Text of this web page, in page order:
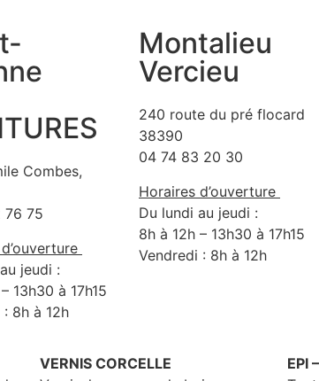
Combes,
76 75
jeudi :
13h30 à 17h15
8h à 12h
Montalieu
Vercieu
240 route du pré flocard
38390
04 74 83 20 30
Horaires d’ouverture
Du lundi au jeudi :
8h à 12h – 13h30 à 17h15
Vendredi : 8h à 12h
VERNIS CORCELLE
EPI